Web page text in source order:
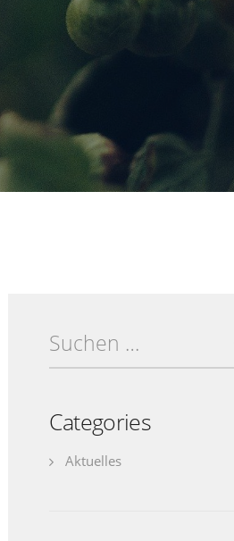
Suchen
nach:
Categories
Aktuelles